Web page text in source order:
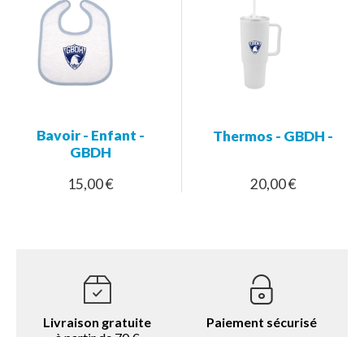
Bavoir - Enfant -
GBDH
15,00 €
Thermos - GBDH -
20,00 €
Livraison gratuite
Paiement sécurisé